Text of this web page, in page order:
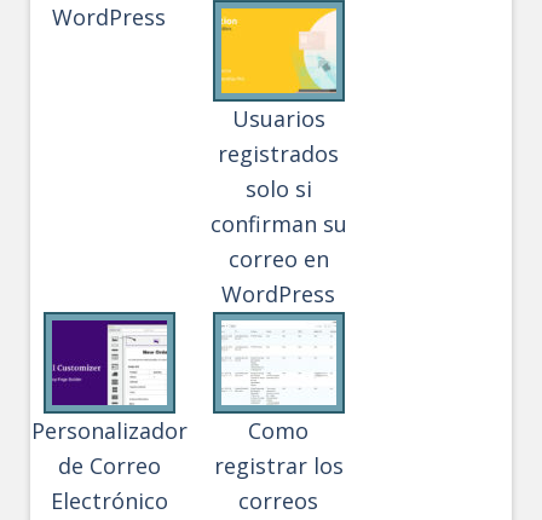
WordPress
Usuarios
registrados
solo si
confirman su
correo en
WordPress
Personalizador
de Correo
Electrónico
Como
registrar los
correos